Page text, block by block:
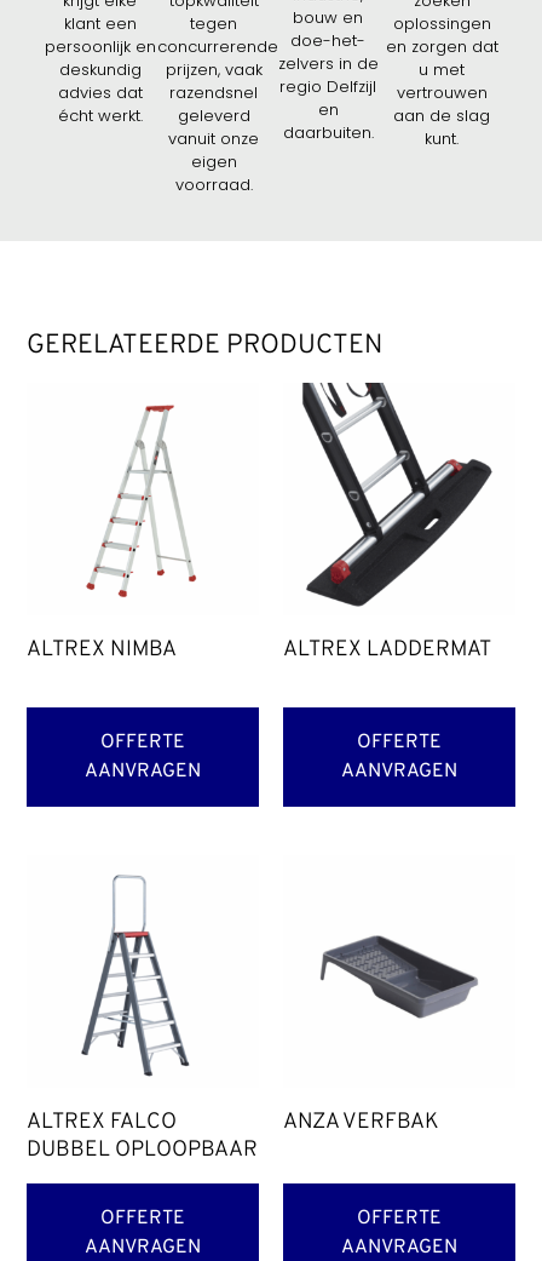
klant een
persoonlijk en
deskundig
advies dat
écht werkt.
tegen
concurrerende
prijzen, vaak
razendsnel
geleverd
vanuit onze
eigen
voorraad.
bouw en
doe-het-
zelvers in de
regio Delfzijl
en
daarbuiten.
oplossingen
en zorgen dat
u met
vertrouwen
aan de slag
kunt.
GERELATEERDE PRODUCTEN
ALTREX NIMBA
OFFERTE
AANVRAGEN
ALTREX LADDERMAT
OFFERTE
AANVRAGEN
ALTREX FALCO
DUBBEL OPLOOPBAAR
OFFERTE
AANVRAGEN
ANZA VERFBAK
OFFERTE
AANVRAGEN